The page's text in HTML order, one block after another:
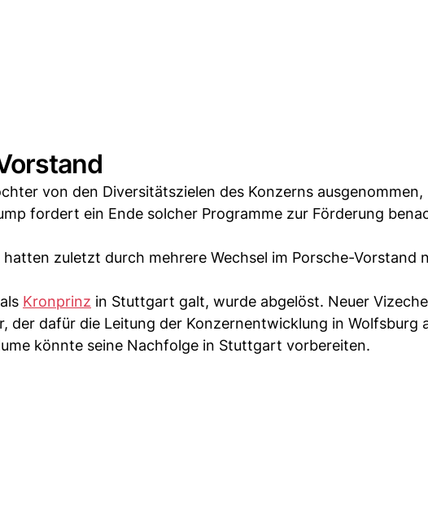
von den Diversitätszielen des Konzerns
fordert ein Ende solcher Programme zur Förderung
zuletzt durch mehrere Wechsel im Porsche-Vorstand
Kronprinz in Stuttgart galt, wurde abgelöst. Neuer
der dafür die Leitung der Konzernentwicklung in Wolfsburg
könnte seine Nachfolge in Stuttgart vorbereiten.